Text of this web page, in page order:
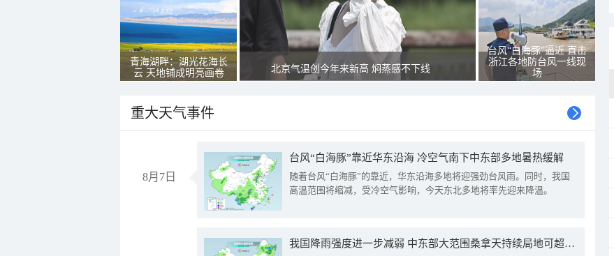
青海湖畔：湖光花海长
云 天地铺成明亮画卷
北京气温创今年来新高 焖蒸感不下线
台风“白海豚”逼近 直击
浙江各地防台风一线现
场
重大天气事件
8月7日
台风“白海豚”靠近华东沿海 冷空气南下中东部多地暑热缓解
随着台风“白海豚”的靠近，华东沿海多地将迎强劲台风雨。同时，我国
高温范围将缩减，受冷空气影响，今天东北多地将率先迎来降温。
我国降雨强度进一步减弱 中东部大范围桑拿天持续局地可超38℃